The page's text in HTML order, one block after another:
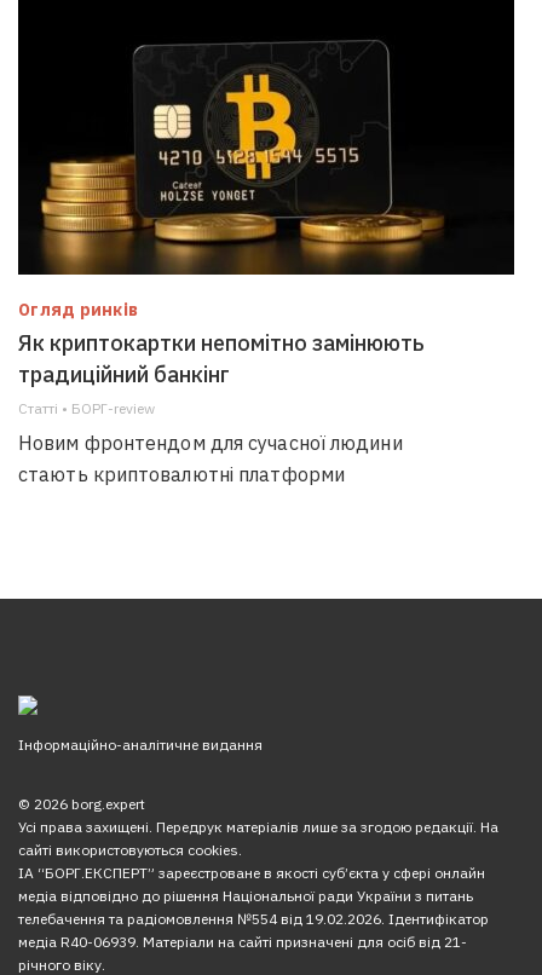
Огляд ринків
Як криптокартки непомітно замінюють
традиційний банкінг
Статті • БОРГ-review
Новим фронтендом для сучасної людини
стають криптовалютні платформи
Інформаційно-аналітичне видання
© 2026 borg.expert
Усі права захищені. Передрук матеріалів лише за згодою редакції. На
сайті використовуються cookies.
ІА “БОРГ.ЕКСПЕРТ” зареєстроване в якості суб’єкта у сфері онлайн
медіа відповідно до рішення Національної ради України з питань
телебачення та радіомовлення №554 від 19.02.2026. Ідентифікатор
медіа R40-06939. Матеріали на сайті призначені для осіб від 21-
річного віку.